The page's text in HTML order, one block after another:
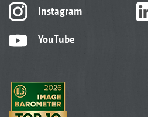
Instagram
YouTube